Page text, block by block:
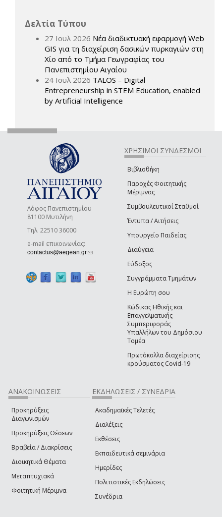
Δελτία Τύπου
27 Ιουλ 2026 Νέα διαδικτυακή εφαρμογή Web
GIS για τη διαχείριση δασικών πυρκαγιών στη
Χίο από το Τμήμα Γεωγραφίας του
Πανεπιστημίου Αιγαίου
24 Ιουλ 2026 TALOS – Digital
Entrepreneurship in STEM Education, enabled
by Artificial Intelligence
Λόφος Πανεπιστημίου
81100 Μυτιλήνη
Τηλ. 22510 36000
e-mail επικοινωνίας:
contactus@aegean.gr(link sends e-mail)
ΧΡΗΣΙΜΟΙ ΣΥΝΔΕΣΜΟΙ
Βιβλιοθήκη
Παροχές Φοιτητικής
Μέριμνας
Συμβουλευτικοί Σταθμοί
Έντυπα / Αιτήσεις
Υπουργείο Παιδείας
Διαύγεια
Εύδοξος
Συγγράμματα Τμημάτων
Η Ευρώπη σου
Κώδικας Ηθικής και
Επαγγελματικής
Συμπεριφοράς
Υπαλλήλων του Δημόσιου
Τομέα
Πρωτόκολλα διαχείρισης
κρούσματος Covid-19
ΑΝΑΚΟΙΝΩΣΕΙΣ
Προκηρύξεις
Διαγωνισμών
Προκηρύξεις Θέσεων
Βραβεία / Διακρίσεις
Διοικητικά Θέματα
Μεταπτυχιακά
Φοιτητική Μέριμνα
ΕΚΔΗΛΩΣΕΙΣ / ΣΥΝΕΔΡΙΑ
Ακαδημαϊκές Τελετές
Διαλέξεις
Εκθέσεις
Εκπαιδευτικά σεμινάρια
Ημερίδες
Πολιτιστικές Εκδηλώσεις
Συνέδρια